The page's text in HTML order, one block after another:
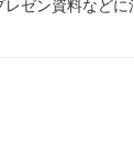
ゼン資料などに